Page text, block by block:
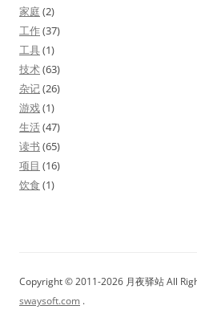
家庭 (2)
工作(37)
工具(1)
技术(63)
杂记(26)
游戏(1)
生活(47)
读书 (65)
项目 (16)
饮食 (1)
Copyright © 2011-2026 月夜驿站 All
swaysoft.com .